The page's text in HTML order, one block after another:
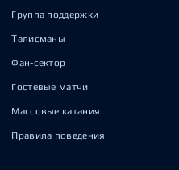
Группа поддержки
Талисманы
Фан-сектор
Гостевые матчи
Массовые катания
Правила поведения